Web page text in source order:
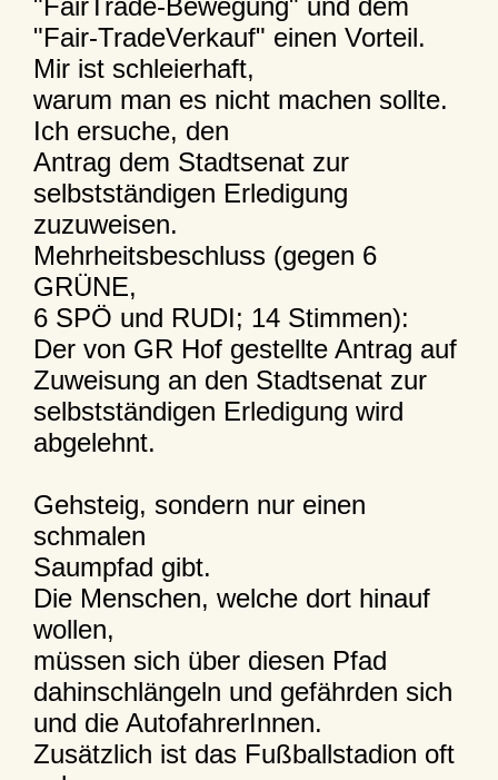
"Fair-TradeVerkauf" einen Vorteil.
Mir ist schleierhaft,
warum man es nicht machen sollte.
Ich ersuche, den
Antrag dem Stadtsenat zur
selbstständigen Erledigung
zuzuweisen.
Mehrheitsbeschluss (gegen 6
GRÜNE,
6 SPÖ und RUDI; 14 Stimmen):
Der von GR Hof gestellte Antrag auf
Zuweisung an den Stadtsenat zur
selbstständigen Erledigung wird
abgelehnt.
Gehsteig, sondern nur einen
schmalen
Saumpfad gibt.
Die Menschen, welche dort hinauf
wollen,
müssen sich über diesen Pfad
dahinschlängeln und gefährden sich
und die AutofahrerInnen.
Zusätzlich ist das Fußballstadion oft